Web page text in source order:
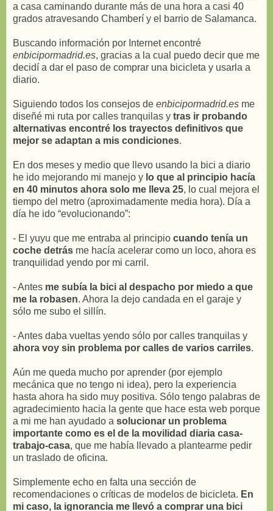
a casa caminando durante más de una hora a casi 40
grados atravesando Chamberí y el barrio de Salamanca.
Buscando información por Internet encontré
enbicipormadrid.es, gracias a la cual puedo decir que me
decidí a dar el paso de comprar una bicicleta y usarla a
diario.
Siguiendo todos los consejos de enbicipormadrid.es me
diseñé mi ruta por calles tranquilas y tras ir probando
alternativas encontré los trayectos definitivos que
mejor se adaptan a mis condiciones.
En dos meses y medio que llevo usando la bici a diario
he ido mejorando mi manejo y lo que al principio hacía
en 40 minutos ahora solo me lleva 25, lo cual mejora el
tiempo del metro (aproximadamente media hora). Día a
día he ido “evolucionando”:
- El yuyu que me entraba al principio cuando tenía un
coche detrás me hacía acelerar como un loco, ahora es
tranquilidad yendo por mi carril.
- Antes me subía la bici al despacho por miedo a que
me la robasen. Ahora la dejo candada en el garaje y
sólo me subo el sillín.
- Antes daba vueltas yendo sólo por calles tranquilas y
ahora voy sin problema por calles de varios carriles.
Aún me queda mucho por aprender (por ejemplo
mecánica que no tengo ni idea), pero la experiencia
hasta ahora ha sido muy positiva. Sólo tengo palabras de
agradecimiento hacia la gente que hace esta web porque
a mi me han ayudado a solucionar un problema
importante como es el de la movilidad diaria casa-
trabajo-casa, que me había llevado a plantearme pedir
un traslado de oficina.
Simplemente echo en falta una sección de
recomendaciones o críticas de modelos de bicicleta. En
mi caso, la ignorancia me llevó a comprar una bici